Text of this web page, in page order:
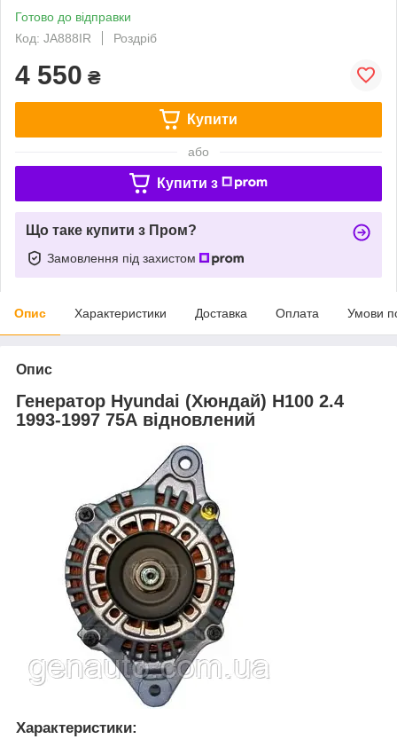
Готово до відправки
Код: JA888IR
Роздріб
4 550 ₴
Купити
або
Купити з
Що таке купити з Пром?
Замовлення під захистом
Опис Характеристики Доставка Оплата Умови
Опис
Генератор Hyundai (Хюндай) H100 2.4
1993-1997 75А відновлений
Характеристики: